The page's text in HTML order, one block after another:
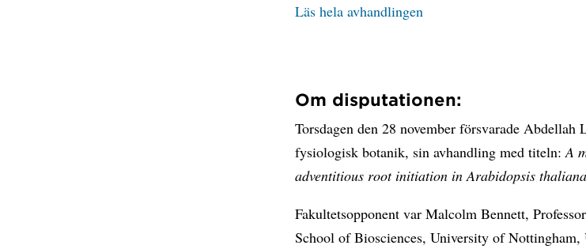
Läs hela avhandlingen
Om disputationen:
Torsdagen den 28 november försvarade
fysiologisk botanik, sin avhandling med titeln:A
adventitious root initiation in Arabidopsis thaliana
Fakultetsopponent var Malcolm Bennett,
School of Biosciences, University of Nottingham,